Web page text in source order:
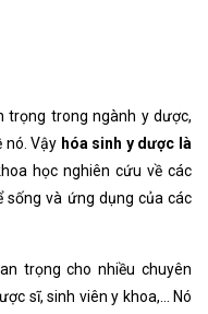
trọng trong ngành y dược,
nó. Vậy hóa sinh y dược là
học nghiên cứu về các
sống và ứng dụng của các
trọng cho nhiều chuyên
sĩ, sinh viên y khoa,… Nó